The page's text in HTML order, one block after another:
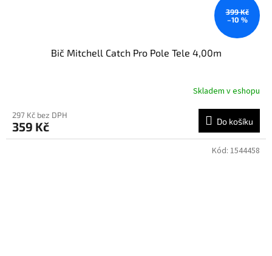
399 Kč
–10 %
Bič Mitchell Catch Pro Pole Tele 4,00m
Skladem v eshopu
297 Kč bez DPH
359 Kč Do košíku
Kód: 1544458